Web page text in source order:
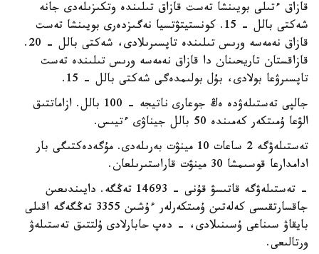
قازاق ءتىلى بويىنشا تەست قازاق تىلىندە وتكىزىلەدى جانە
شەكتى بالل - 15. كونستيتۋتسيا نەگىزدەرى بويىنشا تەست
قازاق نەمەسە ورىس تىلىندە تاپسىرىلادى، شەكتى بالل - 20.
قازاقستان تاريحىنان دا قازاق نەمەسە ورىس تىلىندە تەست
تاپسىرۋعا بولادى، بۇل بولىمدەگى شەكتى بالل - 15.
جالپى تەستىلەۋدە ەڭ جوعارى ناتيجە - 100 بالل. ازاماتتىق
الۋعا ۇمىتكەر كەمىندە 50 بالل جيناۋى ءتيىس.
تەستىلەۋگە 2 ساعات 10 مينۋت بەرىلەدى. مۇگەدەكتىگى بار
ادامدارعا قوسىمشا 30 مينۋت قاراستىرىلعان.
- تەستىلەۋگە قاتىسۋ قۇنى - 14693 تەڭگە. دايىندىعىن
جاقسارتقىسى كەلەتىن ۇمىتكەرلەر ءۇشىن 3355 تەڭگەگە اقىلى
بايقاۋ سىناعى ۇسىنىلادى، - دەپ حابارلادى ۇلتتىق تەستىلەۋ
ورتالىعى.